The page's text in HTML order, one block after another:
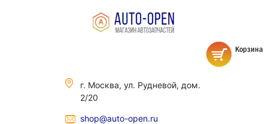
г. Москва, ул. Рудневой, дом.
2/20
shop@auto-open.ru
Корзина